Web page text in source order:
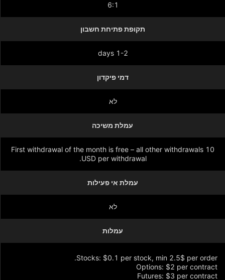
6:1
תקופת פתיחת חשבון
1-2 days
דמי פיקדון
לא
עמלת משיכה
First withdrawal of the month is free – all other withdrawals 10
USD per withdrawal.
עמלת אי פעילות
לא
עמלות